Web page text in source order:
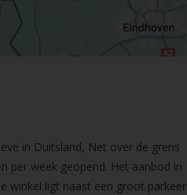
in Duitsland, Net over de grens
per week geopend. Het aanbod in
winkel ligt naast een groot parkeer